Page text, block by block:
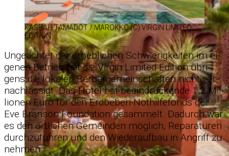
KAS­BAH TA­MA­DOT /​ MA­ROKKO (C) VIR­GIN LI­MI­TED
EDI­TION
Un­ge­ach­tet der er­heb­li­chen Schwie­rig­kei­ten im ei­
ge­nen Be­trieb hat die Vir­gin Li­mi­ted Edi­tion üb­ri­
gens die lo­ka­len Ber­ber­ge­mein­schaf­ten nicht ver­
nach­läs­sigt. Das Ho­tel hat be­ein­dru­ckende 1,2 Mil­
lio­nen Euro für den Erd­be­ben-Not­hil­fe­fonds der
Eve Bran­son Foun­da­tion ge­sam­melt. Da­durch war
es den ört­li­chen Ge­mein­den mög­lich, Re­pa­ra­tu­ren
durch­zu­füh­ren und den Wie­der­auf­bau in An­griff zu
neh­men.